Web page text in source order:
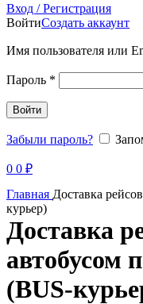
Вход / Регистрация
ВойтиСоздать аккаунт
Имя пользователя или
Пароль *
Войти
Забыли пароль?
0 0 ₽
Продано
Главная Доставка
курьер)
Доставка
автобусом
(BUS-